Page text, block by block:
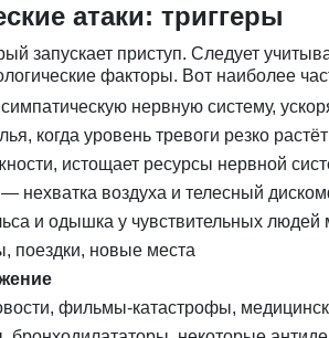
атаки: триггеры
запускает приступ. Следует
факторы. Вот наиболее
нервную систему,
когда уровень тревоги резко растёт
истощает ресурсы нервной
— нехватка воздуха и телесный
и одышка у чувствительных людей
поездки, новые места
фильмы-катастрофы,